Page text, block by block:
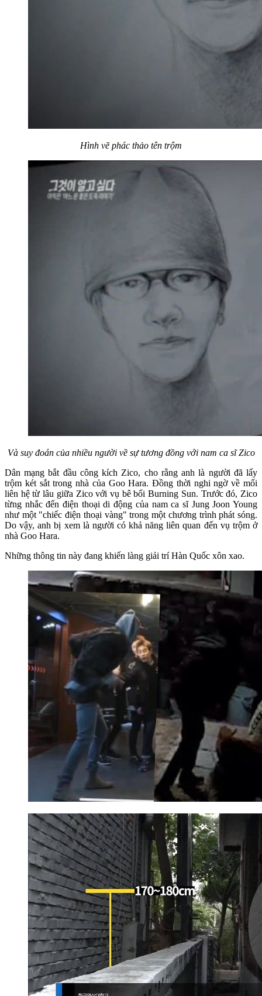
Hình vẽ phác thảo tên trộm
Và suy đoán của nhiều người về sự tương đồng với nam ca sĩ Zico
Dân mạng bắt đầu công kích Zico, cho rằng anh là người đã lấy
trộm két sắt trong nhà của Goo Hara. Đồng thời nghi ngờ về mối
liên hệ từ lâu giữa Zico với vụ bê bối Burning Sun. Trước đó, Zico
từng nhắc đến điện thoại di động của nam ca sĩ Jung Joon Young
như một "chiếc điện thoại vàng" trong một chương trình phát sóng.
Do vậy, anh bị xem là người có khả năng liên quan đến vụ trộm ở
nhà Goo Hara.
Những thông tin này đang khiến làng giải trí Hàn Quốc xôn xao.